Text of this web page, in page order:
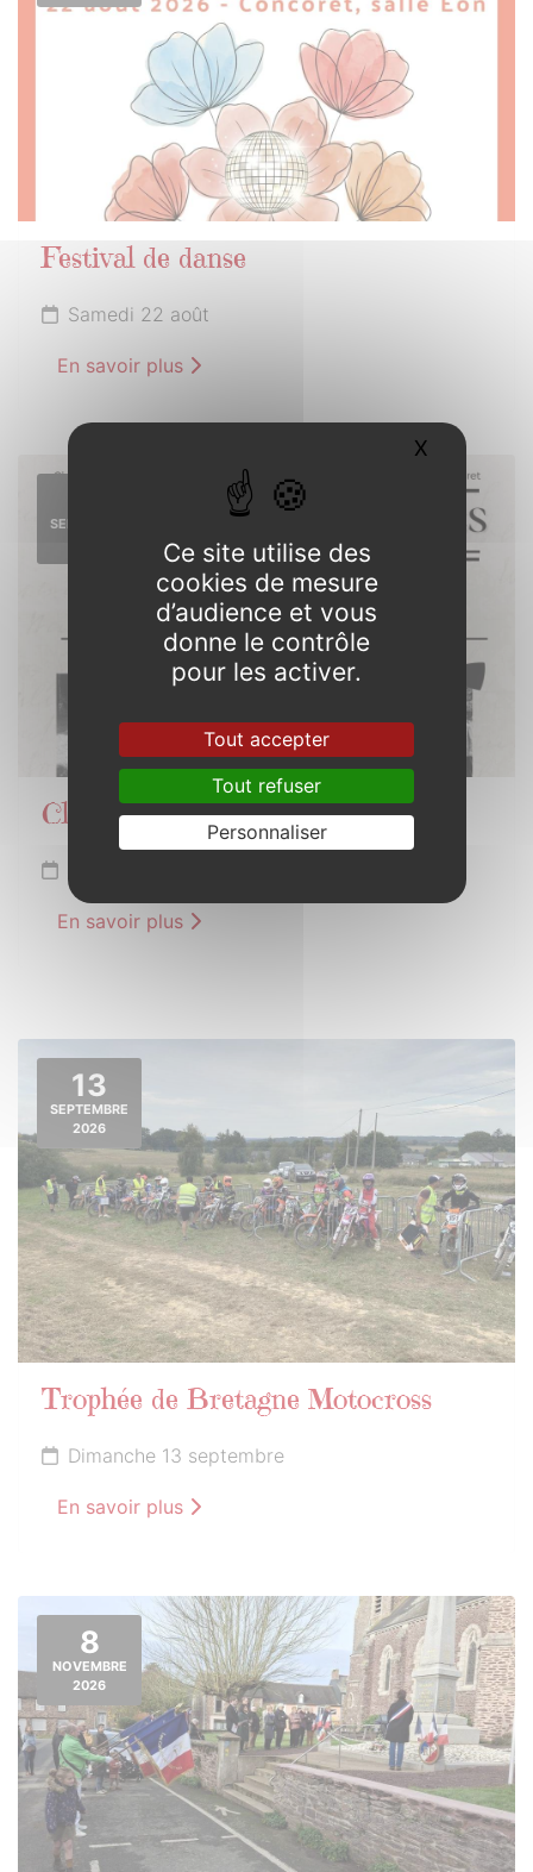
Festival de danse
Samedi 22 août
En savoir plus
SEPTEMBRE
Classe concoretoise 6
En savoir plus
13
SEPTEMBRE
2026
Trophée de Bretagne Motocross
Dimanche 13 septembre
En savoir plus
8
NOVEMBRE
2026
Ce site utilise des
cookies de mesure
d’audience et vous
donne le contrôle
pour les activer.
Tout accepter
Tout refuser
Personnaliser
X Masquer